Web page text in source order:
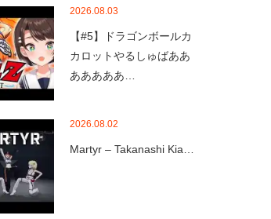
2026.08.03
【#5】ドラゴンボールカ
カロットやるしゅばああ
あああああ…
2026.08.02
Martyr – Takanashi Kia…